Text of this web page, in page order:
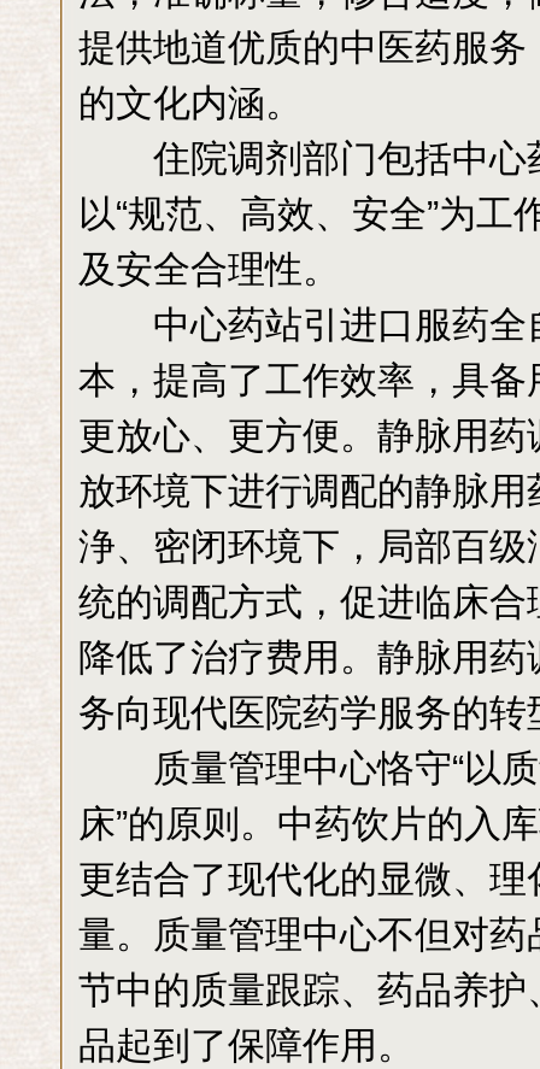
提供地道优质的中医药服
的文化内涵。
住院调剂部门包括中心
以“规范、高效、安全”为
及安全合理性。
中心药站引进口服药全
本，提高了工作效率，具
更放心、更方便。静脉用
放环境下进行调配的静脉
浄、密闭环境下，局部百
统的调配方式，促进临床
降低了治疗费用。静脉用
务向现代医院药学服务的转
质量管理中心恪守“以质
床”的原则。中药饮片的入
更结合了现代化的显微、
量。质量管理中心不但对
节中的质量跟踪、药品养
品起到了保障作用。